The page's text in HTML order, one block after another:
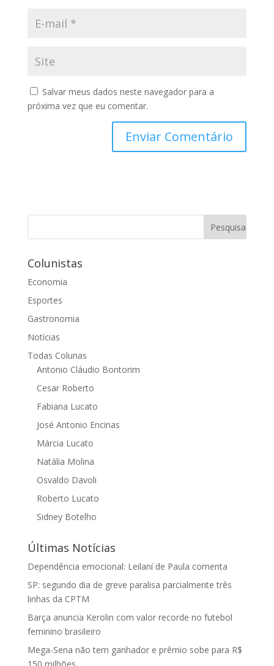
Salvar meus dados neste navegador para a
próxima vez que eu comentar.
Colunistas
Economia
Esportes
Gastronomia
Notícias
Todas Colunas
Antonio Cláudio Bontorim
Cesar Roberto
Fabiana Lucato
José Antonio Encinas
Márcia Lucato
Natália Molina
Osvaldo Davoli
Roberto Lucato
Sidney Botelho
Últimas Notícias
Dependência emocional: Leilaní de Paula comenta
SP: segundo dia de greve paralisa parcialmente três
linhas da CPTM
Barça anuncia Kerolin com valor recorde no futebol
feminino brasileiro
Mega-Sena não tem ganhador e prêmio sobe para R$